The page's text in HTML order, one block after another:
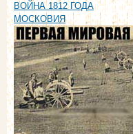
ВОЙНА 1812 ГОДА
МОСКОВИЯ